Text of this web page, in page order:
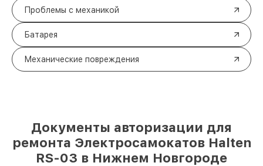
Проблемы с механикой
Батарея
Механические повреждения
Документы авторизации для
ремонта Электросамокатов Halten
RS-03 в Нижнем Новгороде